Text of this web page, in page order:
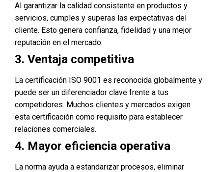
Al garantizar la calidad consistente en productos y
servicios, cumples y superas las expectativas del
cliente. Esto genera confianza, fidelidad y una mejor
reputación en el mercado.
3. Ventaja competitiva
La certificación ISO 9001 es reconocida globalmente y
puede ser un diferenciador clave frente a tus
competidores. Muchos clientes y mercados exigen
esta certificación como requisito para establecer
relaciones comerciales.
4. Mayor eficiencia operativa
La norma ayuda a estandarizar procesos, eliminar